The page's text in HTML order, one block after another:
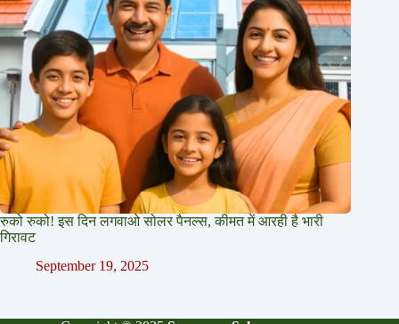
रुको रुको! इस दिन लगवाओ सोलर पैनल्स, कीमत में आरही है भारी
गिरावट
September 19, 2025